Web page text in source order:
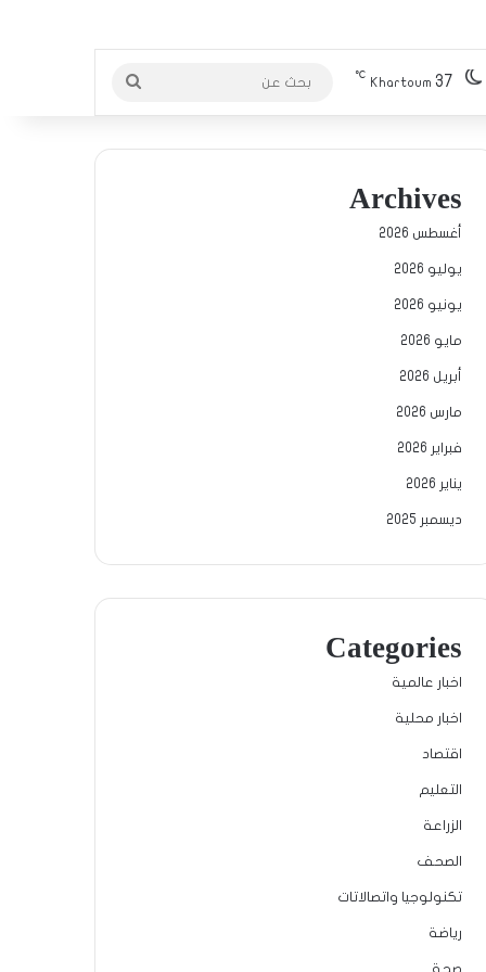
Khartoum 37
℃
Archives
أغسطس 2026
يوليو 2026
يونيو 2026
مايو 2026
أبريل 2026
مارس 2026
فبراير 2026
يناير 2026
ديسمبر 2025
Categories
اخبار عالمية
اخبار محلية
اقتصاد
التعليم
الزراعة
الصحف
تكنولوجيا واتصالاتات
رياضة
صحة